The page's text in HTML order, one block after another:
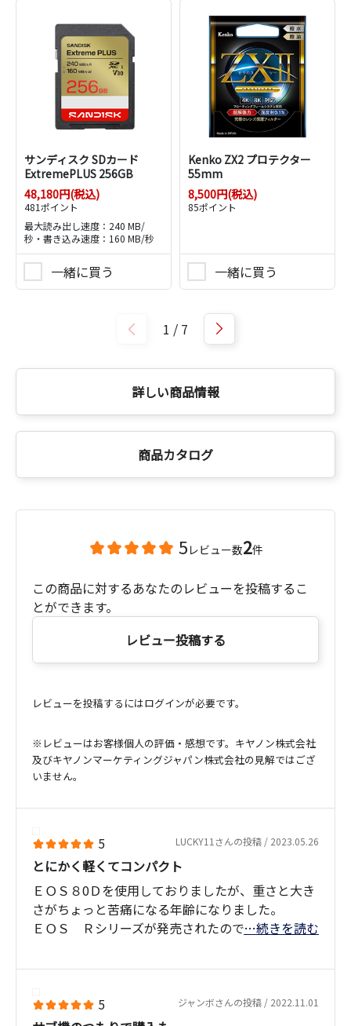
サンディスク SDカード
ExtremePLUS 256GB
最大読み出し速度：240 MB/
秒・書き込み速度：160 MB/秒
48,180円(税込)
481ポイント
一緒に買う
Kenko ZX2 プロテクター
55mm
8,500円(税込)
85ポイント
一緒に買う
1 / 7
詳しい商品情報
商品カタログ
5 レビュー数2件
この商品に対するあなたのレビューを投稿するこ
とができます。
レビュー投稿する
レビューを投稿するにはログインが必要です。
※レビューはお客様個人の評価・感想です。キヤノン株式会社
及びキヤノンマーケティングジャパン株式会社の見解ではござ
いません。
とにかく軽くてコンパクト
ＥＯＳ８0Ｄを使用しておりましたが、重さと大き
さがちょっと苦痛になる年齢になりました。
ＥＯＳ Ｒシリーズが発売されたので、様子見をし
画素数も大きいＲ７を思い切って購入しました。
に発注したら、あっと言う間に納品。早速２泊３
…続きを読む
5 LUCKY11さんの投稿 / 2023.05.26
5 ジャンボさんの投稿 / 2022.11.01